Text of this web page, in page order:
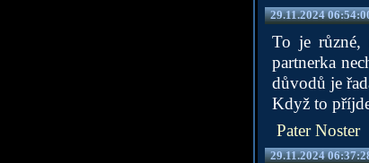
29.11.2024
To je různé,
partnerka
důvodů je
Když to
Pater Noster
29.11.2024